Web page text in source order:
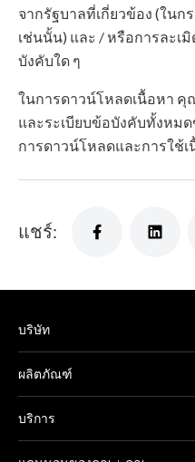
จากรัฐบาลที่เกี่ยวข้อง (ใน
เช่นนั้น) และ / หรือการละเ
บังคับใด ๆ
ในการดาวน์โหลดเนื้อหา
และระเบียบข้อบังคับทั้งหม
การดาวน์โหลดและการใช้
แชร์:
บริษัท
ผลิตภัณฑ์
บริการ